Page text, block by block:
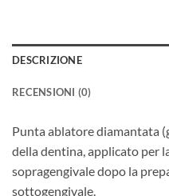
DESCRIZIONE
RECENSIONI (0)
Punta ablatore diamantata
della dentina, applicato per
sopragengivale dopo la
sottogengivale.